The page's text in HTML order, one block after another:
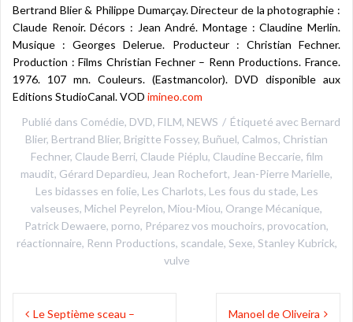
Bertrand Blier & Philippe Dumarçay. Directeur de la photographie :
Claude Renoir. Décors : Jean André. Montage : Claudine Merlin.
Musique : Georges Delerue. Producteur : Christian Fechner.
Production : Films Christian Fechner – Renn Productions. France.
1976. 107 mn. Couleurs. (Eastmancolor). DVD disponible aux
Editions StudioCanal. VOD imineo.com
Publié dans Comédie, DVD, FILM, NEWS Étiqueté avec Bernard
Blier, Bertrand Blier, Brigitte Fossey, Buñuel, Calmos, Christian
Fechner, Claude Berri, Claude Piéplu, Claudine Beccarie, film
maudit, Gérard Depardieu, Jean Rochefort, Jean-Pierre Marielle,
Les bidasses en folie, Les Charlots, Les fous du stade, Les
valseuses, Michel Peyrelon, Miou-Miou, Orange Mécanique,
Patrick Dewaere, porno, Préparez vos mouchoirs, provocation,
réactionnaire, Renn Productions, scandale, Sexe, Stanley Kubrick,
vulve
Navigation
Le Septième sceau –
Manoel de Oliveira